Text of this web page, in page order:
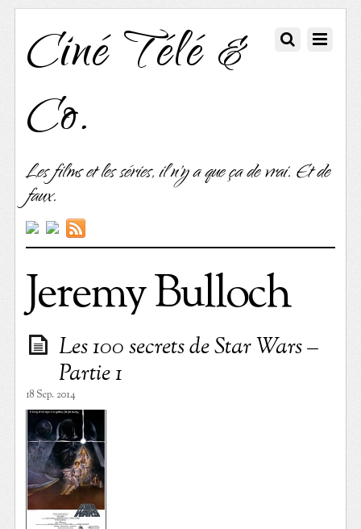
Ciné Télé &
Co.
Les films et les séries, il n'y a que ça de vrai. Et de
faux.
Jeremy Bulloch
Les 100 secrets de Star Wars –
Partie 1
18 Sep. 2014